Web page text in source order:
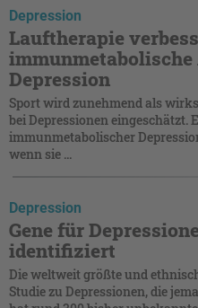
Depression
Lauftherapie
immunmetabolische
Depression
Sport wird zunehmend als
bei Depressionen
immunmetabolischer
wenn sie ...
Depression
Gene für
identifiziert
Die weltweit größte und
Studie zu Depressionen, die